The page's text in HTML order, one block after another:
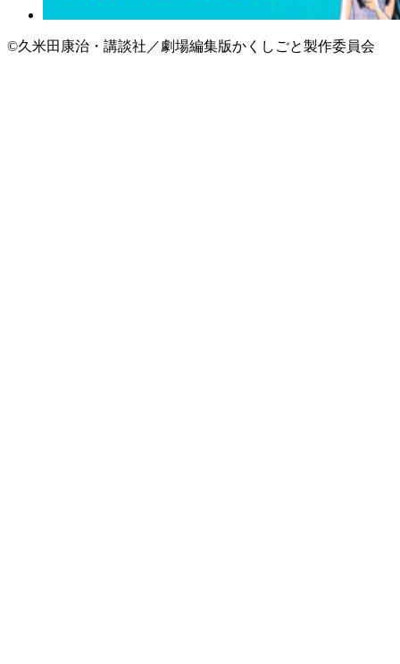
©久米田康治・講談社／劇場編集版かくしごと製作委員会